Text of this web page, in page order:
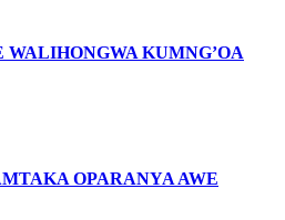
KUMNG’OA
OPARANYA AWE